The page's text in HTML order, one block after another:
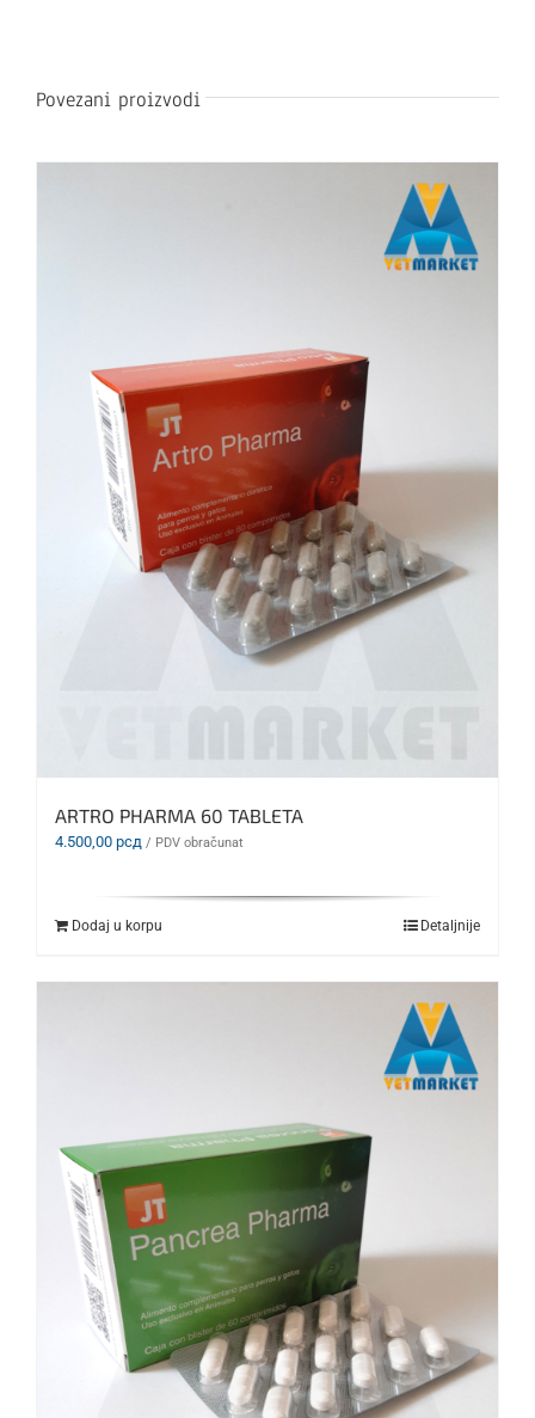
Povezani proizvodi
ARTRO PHARMA 60 TABLETA
4.500,00 рсд / PDV obračunat
Dodaj u korpu Detaljnije